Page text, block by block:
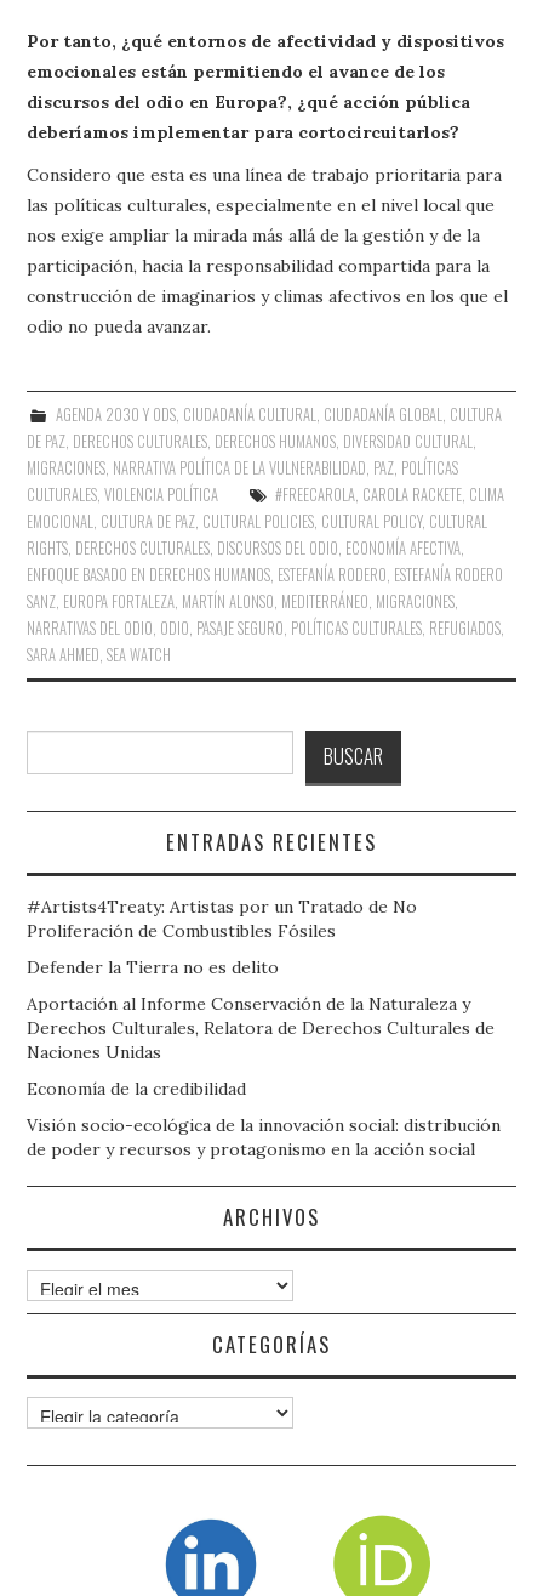
Por tanto, ¿qué entornos de afectividad y dispositivos
emocionales están permitiendo el avance de los
discursos del odio en Europa?, ¿qué acción pública
deberíamos implementar para cortocircuitarlos?
Considero que esta es una línea de trabajo prioritaria para
las políticas culturales, especialmente en el nivel local que
nos exige ampliar la mirada más allá de la gestión y de la
participación, hacia la responsabilidad compartida para la
construcción de imaginarios y climas afectivos en los que el
odio no pueda avanzar.
AGENDA 2030 Y ODS, CIUDADANÍA CULTURAL CIUDADANÍA GLOBAL CULTURA
DE PAZ DERECHOS CULTURALES DERECHOS HUMANOS DIVERSIDAD CULTURAL
MIGRACIONES NARRATIVA POLÍTICA DE LA VULNERABILIDAD PAZ POLÍTICAS
CULTURALES ,VIOLENCIA POLÍTICA #FREECAROLA, CAROLA RACKETE, CLIMA
EMOCIONAL CULTURA DE PAZ CULTURAL POLICIES CULTURAL POLICY, CULTURAL
RIGHTS DERECHOS CULTURALES DISCURSOS DEL ODIO ECONOMÍA AFECTIVA
ENFOQUE BASADO EN DERECHOS HUMANOS ESTEFANÍA RODERO ESTEFANÍA RODERO
SANZ EUROPA FORTALEZA MARTÍN ALONSO MEDITERRÁNEO MIGRACIONES
NARRATIVAS DEL ODIO ODIO PASAJE SEGURO POLÍTICAS CULTURALES REFUGIADOS
SARA AHMED ,SEA WATCH
BUSCAR
ENTRADAS RECIENTES
#Artists4Treaty: Artistas por un Tratado de No
Proliferación de Combustibles Fósiles
Defender la Tierra no es delito
Aportación al Informe Conservación de la Naturaleza y
Derechos Culturales, Relatora de Derechos Culturales de
Naciones Unidas
Economía de la credibilidad
Visión socio-ecológica de la innovación social: distribución
de poder y recursos y protagonismo en la acción social
ARCHIVOS
Archivos
CATEGORÍAS
Categorías